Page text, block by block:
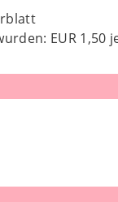
EUR 1,50